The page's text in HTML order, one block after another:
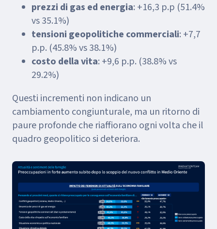
prezzi di gas ed energia: +16,3 p.p (51.4%
vs 35.1%)
tensioni geopolitiche commerciali: +7,7
p.p. (45.8% vs 38.1%)
costo della vita: +9,6 p.p. (38.8% vs
29.2%)
Questi incrementi non indicano un
cambiamento congiunturale, ma un ritorno di
paure profonde che riaffiorano ogni volta che il
quadro geopolitico si deteriora.